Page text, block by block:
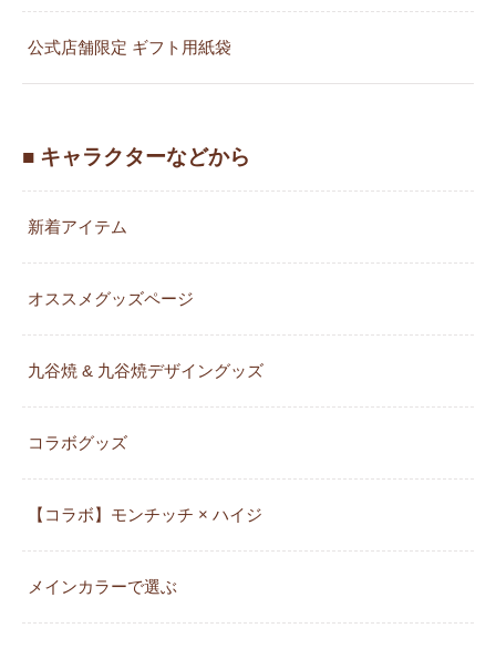
公式店舗限定 ギフト用紙袋
■ キャラクターなどから
新着アイテム
オススメグッズページ
九谷焼 & 九谷焼デザイングッズ
コラボグッズ
【コラボ】モンチッチ × ハイジ
メインカラーで選ぶ